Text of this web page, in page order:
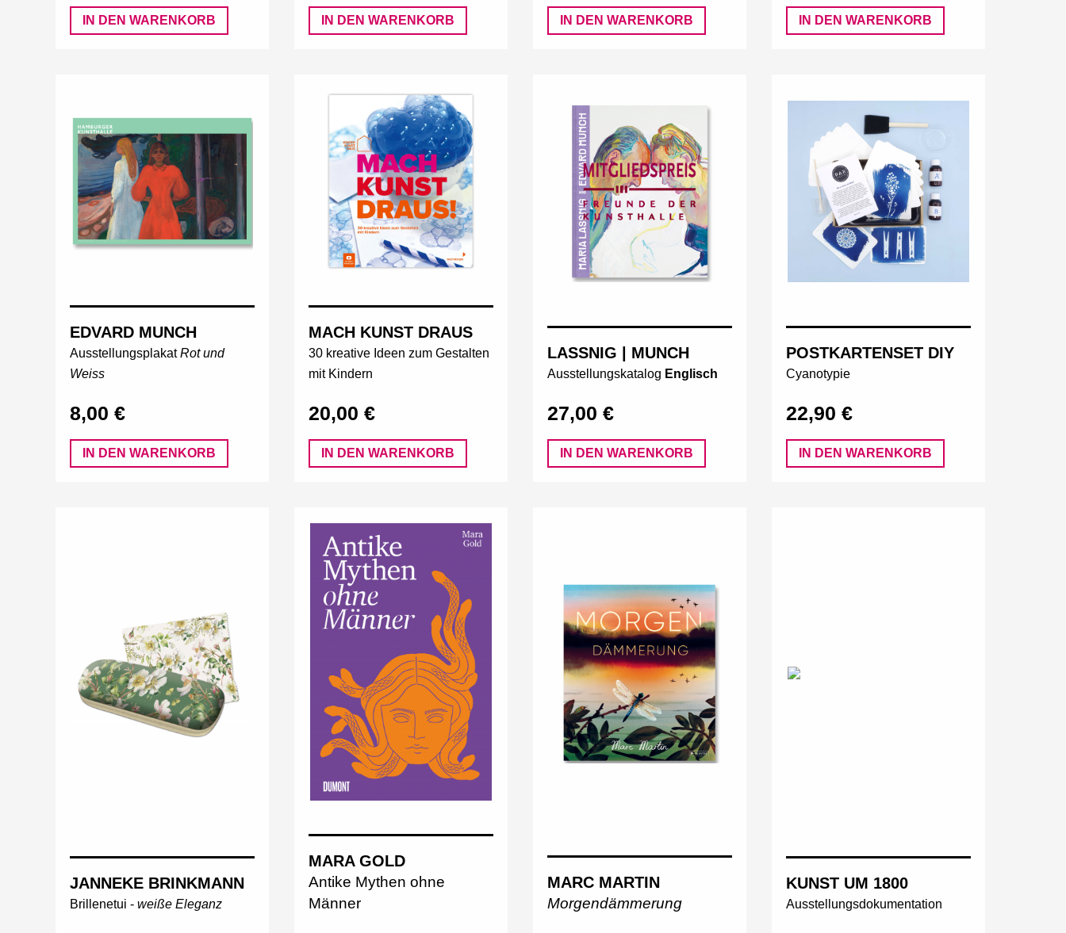
IN DEN WARENKORB IN DEN WARENKORB IN DEN WARENKORB IN DEN WARENKORB
EDVARD MUNCH
AusstellungsplakatRot und
Weiss
8,00 €
IN DEN WARENKORB
MACH KUNST DRAUS
30 kreative Ideen zum Gestalten
mit Kindern
20,00 €
IN DEN WARENKORB
LASSNIG | MUNCH
Ausstellungskatalog Englisch
27,00 €
IN DEN WARENKORB
POSTKARTENSET DIY
Cyanotypie
22,90 €
IN DEN WARENKORB
JANNEKE BRINKMANN
Brillenetui - weiße Eleganz
MARA GOLD
Antike Mythen ohne
Männer
MARC MARTIN
Morgendämmerung
KUNST UM 1800
Ausstellungsdokumentation